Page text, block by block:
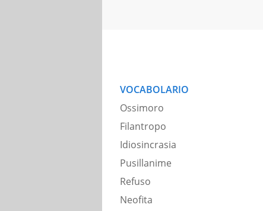
VOCABOLARIO
Ossimoro
Filantropo
Idiosincrasia
Pusillanime
Refuso
Neofita